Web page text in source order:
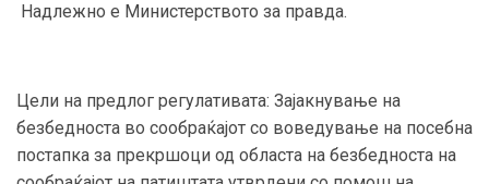
Надлежно е Министерството за правда.
Цели на предлог регулативата: Зајакнување на
безбедноста во сообраќајот со воведување на посебна
постапка за прекршоци од областа на безбедноста на